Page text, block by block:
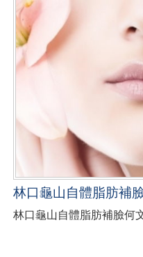
林口龜山自體脂肪補
林口龜山自體脂肪補臉何